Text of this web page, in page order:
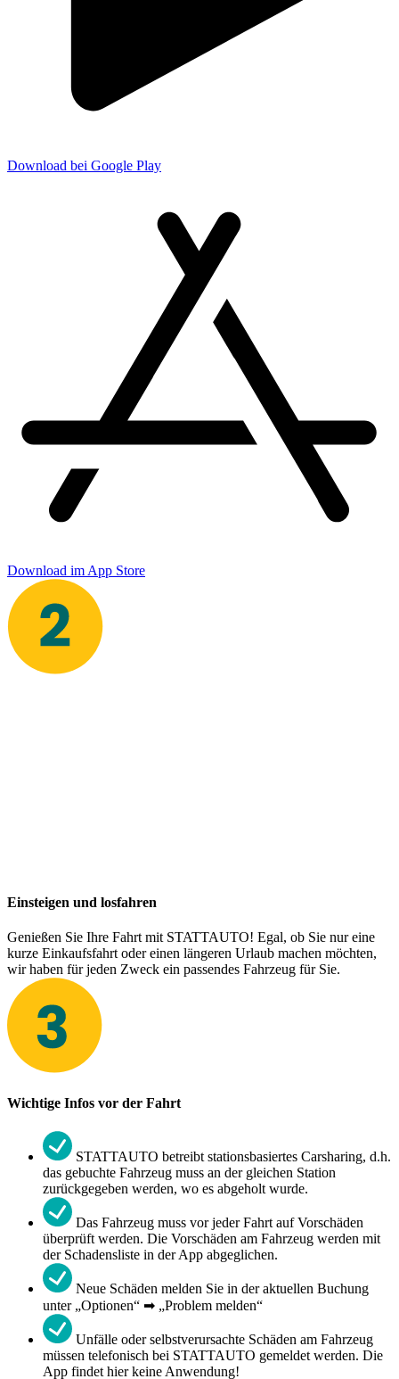
Download bei Google Play
Download im App Store
Einsteigen und losfahren
Genießen Sie Ihre Fahrt mit STATTAUTO! Egal, ob Sie nur eine
kurze Einkaufsfahrt oder einen längeren Urlaub machen möchten,
wir haben für jeden Zweck ein passendes Fahrzeug für Sie.
Wichtige Infos vor der Fahrt
STATTAUTO betreibt stationsbasiertes Carsharing, d.h.
das gebuchte Fahrzeug muss an der gleichen Station
zurückgegeben werden, wo es abgeholt wurde.
Das Fahrzeug muss vor jeder Fahrt auf Vorschäden
überprüft werden. Die Vorschäden am Fahrzeug werden mit
der Schadensliste in der App abgeglichen.
Neue Schäden melden Sie in der aktuellen Buchung
unter „Optionen“ ➡ „Problem melden“
Unfälle oder selbstverursachte Schäden am Fahrzeug
müssen telefonisch bei STATTAUTO gemeldet werden. Die
App findet hier keine Anwendung!